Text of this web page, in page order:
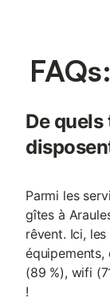
De
Parmi les
gîtes à
rêvent. Ici,
équipements,
(89 %), wifi
!